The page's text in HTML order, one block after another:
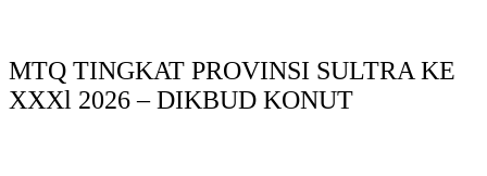
MTQ TINGKAT PROVINSI SULTRA KE
XXXl 2026 – DIKBUD KONUT